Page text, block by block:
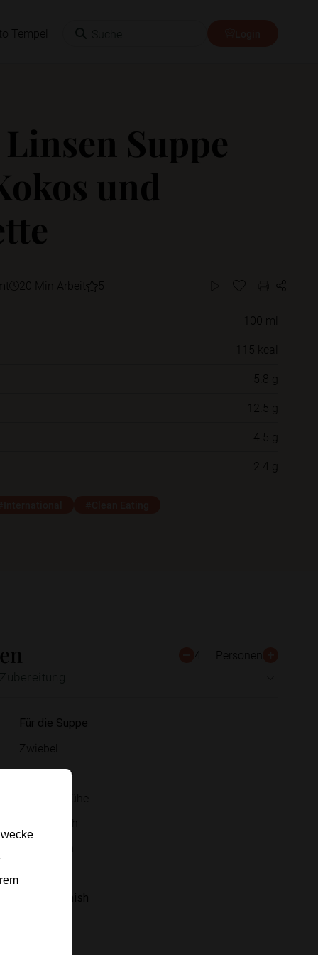
Tempel
Suppe
und
20 Min Arbeit 5
100 ml
115 kcal
5.8 g
12.5 g
4.5 g
2.4 g
4 Personen
Für die Suppe
Zwiebel
Currypaste
Gemüsebrühe
Kokosmilch
Für das Finish